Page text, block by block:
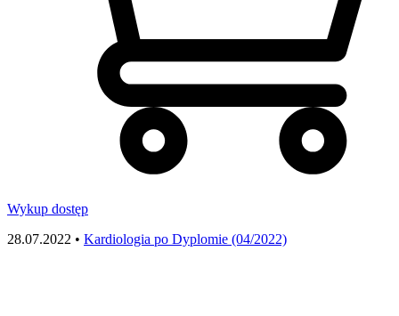
Wykup dostęp
28.07.2022 • Kardiologia po Dyplomie (04/2022)